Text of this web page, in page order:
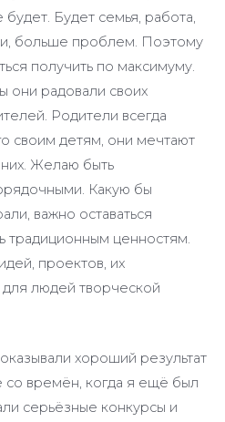
Будет семья, работа,
больше проблем. Поэтому
получить по максимуму.
они радовали своих
Родители всегда
своим детям, они мечтают
Желаю быть
Какую бы
важно оставаться
традиционным ценностям.
проектов, их
людей творческой
хороший результат
времён, когда я ещё был
серьёзные конкурсы и